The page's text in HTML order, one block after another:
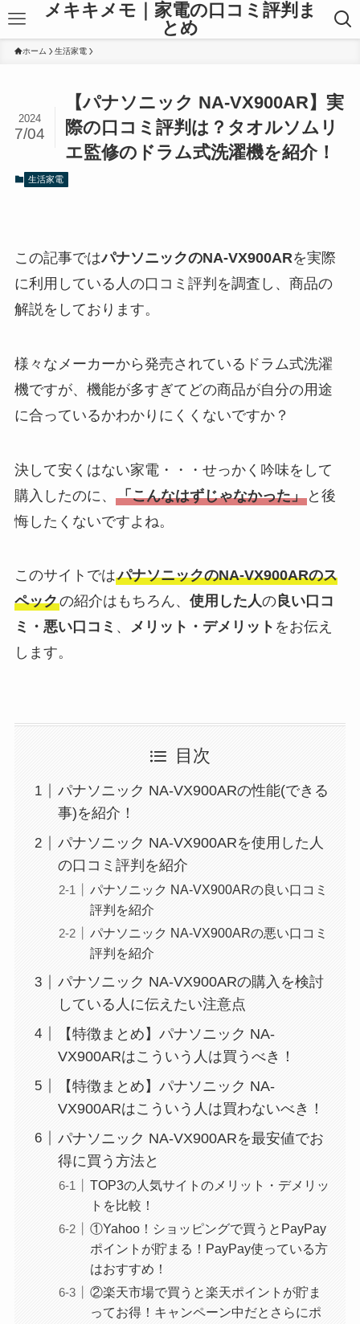
メキキメモ｜家電の口コミ評判ま
とめ
ホーム 生活家電
【パナソニック NA-VX900AR】実
際の口コミ評判は？タオルソムリ
エ監修のドラム式洗濯機を紹介！
2024
7/04
生活家電
この記事ではパナソニックのNA-VX900ARを実際
に利用している人の口コミ評判を調査し、商品の
解説をしております。
様々なメーカーから発売されているドラム式洗濯
機ですが、機能が多すぎてどの商品が自分の用途
に合っているかわかりにくくないですか？
決して安くはない家電・・・せっかく吟味をして
購入したのに、 「こんなはずじゃなかった」と後
悔したくないですよね。
このサイトではパナソニックのNA-VX900ARのス
ペックの紹介はもちろん、 使用した人の良い口コ
ミ・悪い口コミ 、 メリット・デメリット をお伝え
します。
目次
パナソニック NA-VX900ARの性能(できる
事)を紹介！
パナソニック NA-VX900ARを使用した人
の口コミ評判を紹介
パナソニック NA-VX900ARの良い口コミ
評判を紹介
パナソニック NA-VX900ARの悪い口コミ
評判を紹介
パナソニック NA-VX900ARの購入を検討
している人に伝えたい注意点
【特徴まとめ】パナソニック NA-
VX900ARはこういう人は買うべき！
【特徴まとめ】パナソニック NA-
VX900ARはこういう人は買わないべき！
パナソニック NA-VX900ARを最安値でお
得に買う方法と
TOP3の人気サイトのメリット・デメリッ
トを比較！
①Yahoo！ショッピングで買うとPayPay
ポイントが貯まる！PayPay使っている方
はおすすめ！
②楽天市場で買うと楽天ポイントが貯ま
ってお得！キャンペーン中だとさらにポ